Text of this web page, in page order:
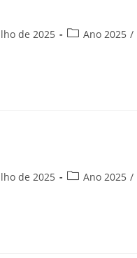
de 2025
Categoria
Ano 2025 /
de 2025
Categoria
Ano 2025 /